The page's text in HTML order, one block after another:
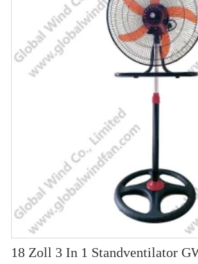
18 Zoll 3 In 1 Standventilator